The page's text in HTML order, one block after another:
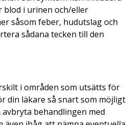
blod i urinen och/eller
såsom feber, hudutslag och
sådana tecken till den
i områden som utsätts för
din läkare så snart som möjligt
behandlingen med